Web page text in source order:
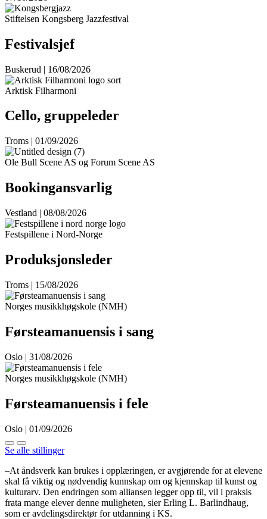
Stiftelsen Kongsberg Jazzfestival
Festivalsjef
Buskerud | 16/08/2026
Arktisk Filharmoni
Cello, gruppeleder
Troms | 01/09/2026
Ole Bull Scene AS og Forum Scene AS
Bookingansvarlig
Vestland | 08/08/2026
Festspillene i Nord-Norge
Produksjonsleder
Troms | 15/08/2026
Norges musikkhøgskole (NMH)
Førsteamanuensis i sang
Oslo | 31/08/2026
Norges musikkhøgskole (NMH)
Førsteamanuensis i fele
Oslo | 01/09/2026
Se alle stillinger
–At åndsverk kan brukes i opplæringen, er avgjørende for at elevene
skal få viktig og nødvendig kunnskap om og kjennskap til kunst og
kulturarv. Den endringen som alliansen legger opp til, vil i praksis
frata mange elever denne muligheten, sier Erling L. Barlindhaug,
som er avdelingsdirektør for utdanning i KS.